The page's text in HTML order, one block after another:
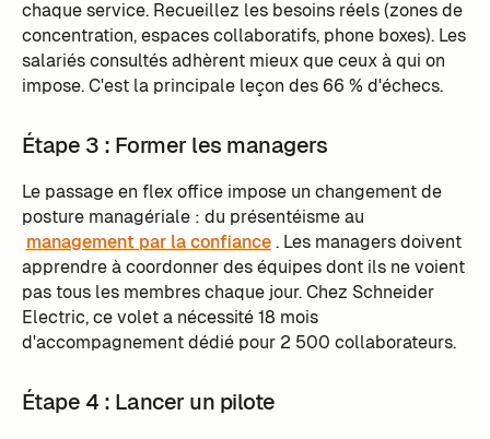
chaque service. Recueillez les besoins réels (zones de
concentration, espaces collaboratifs, phone boxes). Les
salariés consultés adhèrent mieux que ceux à qui on
impose. C'est la principale leçon des 66 % d'échecs.
Étape 3 : Former les managers
Le passage en flex office impose un changement de
posture managériale : du présentéisme au
management par la confiance. Les managers doivent
apprendre à coordonner des équipes dont ils ne voient
pas tous les membres chaque jour. Chez Schneider
Electric, ce volet a nécessité 18 mois
d'accompagnement dédié pour 2 500 collaborateurs.
Étape 4 : Lancer un pilote